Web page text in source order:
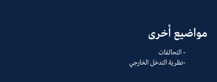
مواضيع أخرى
التحالفات
نظرية التدخل الخارجي